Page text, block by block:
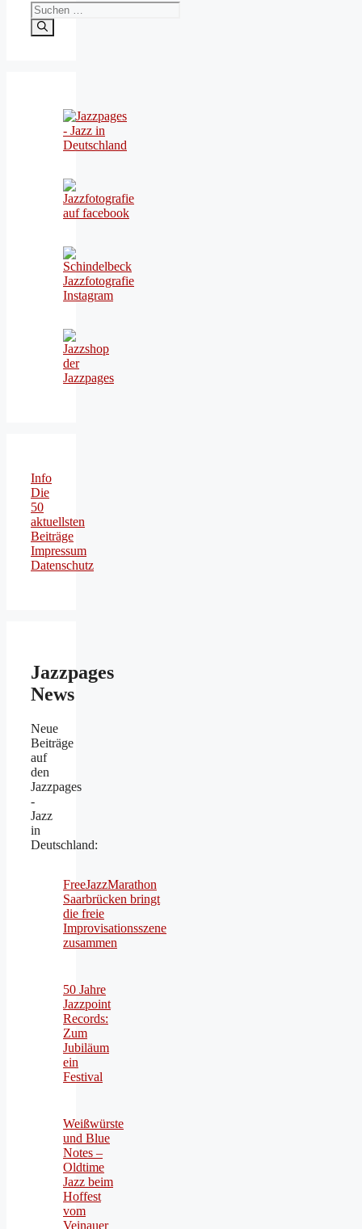
Suchen
nach:
Info
Die
50
aktuellsten
Beiträge
Impressum
Datenschutz
Jazzpages
News
Neue
Beiträge
auf
den
Jazzpages
-
Jazz
in
Deutschland:
FreeJazzMarathon
Saarbrücken bringt
die freie
Improvisationsszene
zusammen
50 Jahre
Jazzpoint
Records:
Zum
Jubiläum
ein
Festival
Weißwürste
und Blue
Notes –
Oldtime
Jazz beim
Hoffest
vom
Veinauer